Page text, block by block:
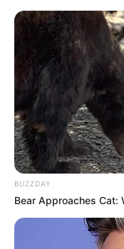
Why this ordinary
best every day
CTA FAVORITE
BUZZDAY
Bear Approaches Cat: